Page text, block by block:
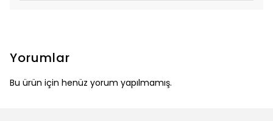
Yorumlar
Bu ürün için henüz yorum yapılmamış.